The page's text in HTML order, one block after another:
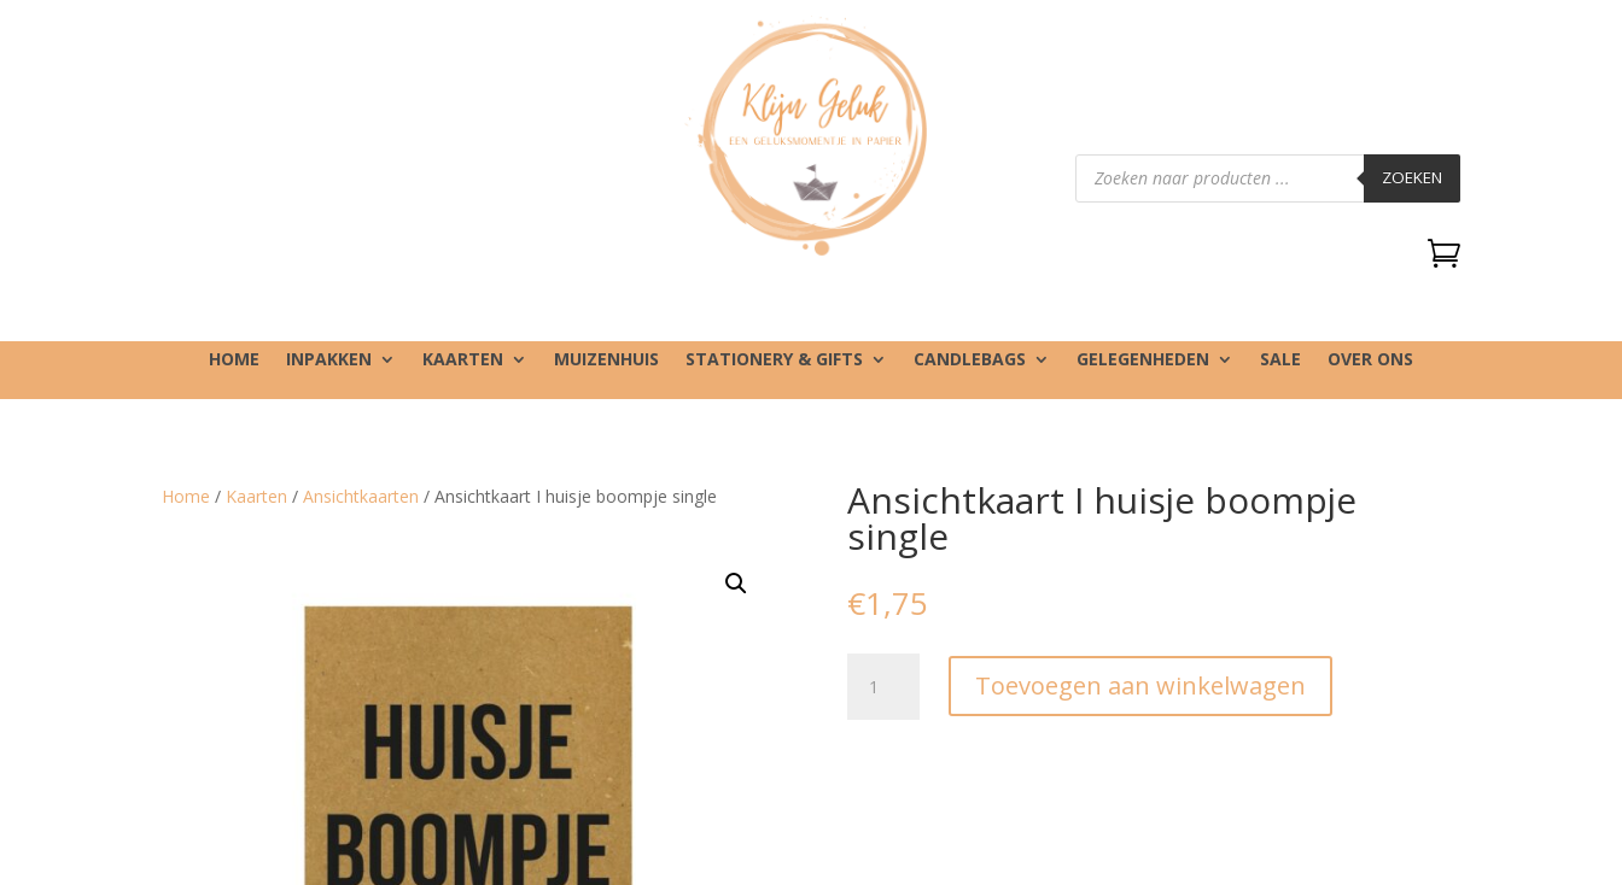
Producten
zoeken ZOEKEN

HOME INPAKKEN KAARTEN MUIZENHUIS STATIONERY & GIFTS CANDLEBAGS GELEGENHEDEN SALE OVER ONS
Home / Kaarten /Ansichtkaarten / Ansichtkaart I huisje boompje single Ansichtkaart I huisje boompje
single
€1,75
Toevoegen aan winkelwagen